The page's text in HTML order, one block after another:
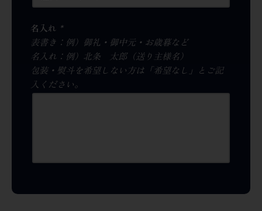
名入れ *
表書き：例）御礼・御中元・お歳暮など
名入れ：例）北条 太郎（送り主様名）
包装・熨斗を希望しない方は「希望なし」とご記
入ください。